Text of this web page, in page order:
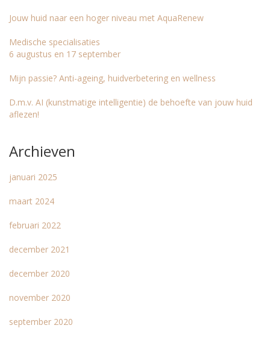
Jouw huid naar een hoger niveau met AquaRenew
Medische specialisaties
6 augustus en 17 september
Mijn passie? Anti-ageing, huidverbetering en wellness
D.m.v. AI (kunstmatige intelligentie) de behoefte van jouw huid
aflezen!
Archieven
januari 2025
maart 2024
februari 2022
december 2021
december 2020
november 2020
september 2020